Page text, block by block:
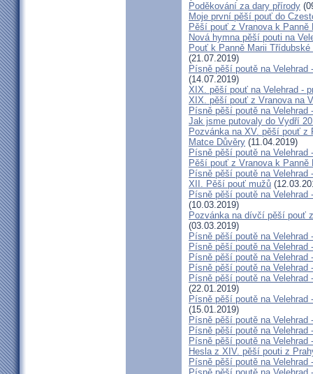
Poděkování za dary přírody
Moje první pěší pouť do
Pěší pouť z Vranova k Panně
Nová hymna pěší pouti na
Pouť k Panně Marii
(21.07.2019)
Písně pěší poutě na
(14.07.2019)
XIX. pěší pouť na Velehrad -
XIX. pěší pouť z Vranova na
Písně pěší poutě na Velehrad
Jak jsme putovaly do Vydří
Pozvánka na XV. pěší pouť
Matce Důvěry (11.04.2019)
Písně pěší poutě na Velehrad
Pěší pouť z Vranova k Panně
Písně pěší poutě na
XII. Pěší pouť mužů
Písně pěší poutě na Velehrad
(10.03.2019)
Pozvánka na dívčí pěší pouť
(03.03.2019)
Písně pěší poutě na Velehrad
Písně pěší poutě na Velehrad
Písně pěší poutě na
Písně pěší poutě na Velehrad
Písně pěší poutě na
(22.01.2019)
Písně pěší poutě na
(15.01.2019)
Písně pěší poutě na Velehrad
Písně pěší poutě na Velehrad
Písně pěší poutě na
Hesla z XIV. pěší pouti z
Písně pěší poutě na